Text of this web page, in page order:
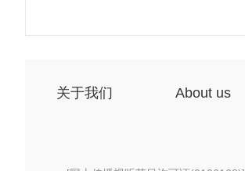
关于我们 About us